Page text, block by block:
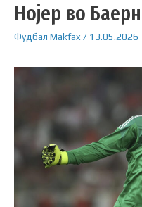
Нојер во
Фудбал Makfax/ 13.05.2026